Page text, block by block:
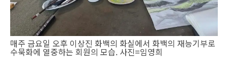
매주 금요일 오후 이상진 화백의 화실에서 화백의 재능기부로
수묵화에 열중하는 회원의 모습. 사진=임영희